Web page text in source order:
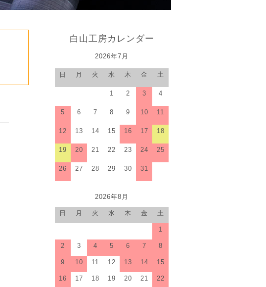
白山工房カレンダー
2026年7月
日 月 火 水 木 金 土
1 2 3 4
5 6 7 8 9 10 11
12 13 14 15 16 17 18
19 20 21 22 23 24 25
26 27 28 29 30 31
2026年8月
日 月 火 水 木 金 土
1
2 3 4 5 6 7 8
9 10 11 12 13 14 15
16 17 18 19 20 21 22